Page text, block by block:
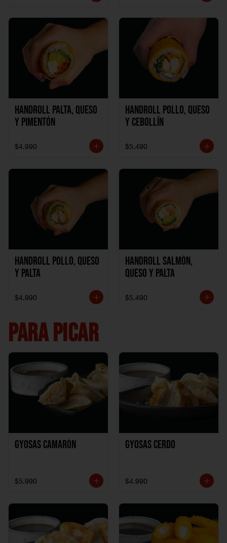
Handroll Palta, Queso
y Pimentón
$4.990
Handroll Pollo, Queso
y Cebollín
$5.490
Handroll Pollo, Queso
y Palta
$4.990
Handroll Salmón,
Queso y Palta
$5.490
PARA PICAR
Gyosas Camarón
$5.990
Gyosas Cerdo
$4.990